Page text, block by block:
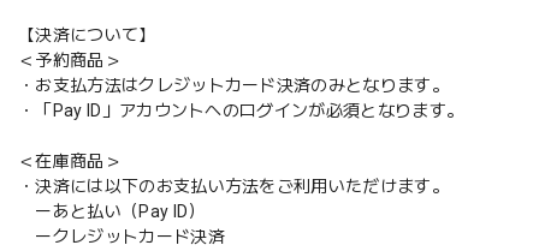
【決済について】
＜予約商品＞
・お支払方法はクレジットカード決済のみとなります。
・「Pay ID」アカウントへのログインが必須となります。
＜在庫商品＞
・決済には以下のお支払い方法をご利用いただけます。
ーあと払い（Pay ID）
ークレジットカード決済